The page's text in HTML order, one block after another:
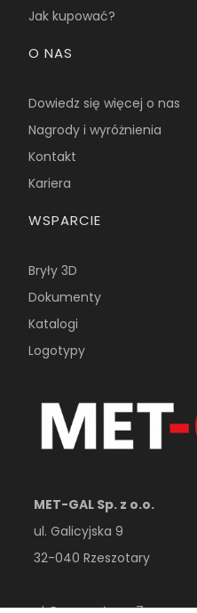
Jak kupować?
O NAS
Dowiedz się więcej o nas
Nagrody i wyróżnienia
Kontakt
Kariera
WSPARCIE
Bryły 3D
Dokumenty
Katalogi
Logotypy
MET-GAL Sp. z o.o.
ul. Galicyjska 9
32-040 Rzeszotary